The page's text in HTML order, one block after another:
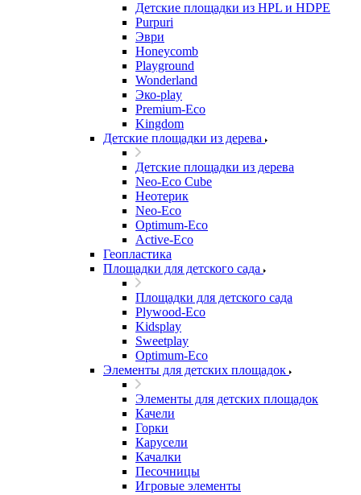
Детские площадки из HPL и HDPE
Purpuri
Эври
Honeycomb
Playground
Wonderland
Эко-play
Premium-Eco
Kingdom
Детские площадки из дерева
Детские площадки из дерева
Neo-Eco Cube
Неотерик
Neo-Eco
Оptimum-Еco
Active-Eco
Геопластика
Площадки для детского сада
Площадки для детского сада
Plywood-Eco
Kidsplay
Sweetplay
Оptimum-Еco
Элементы для детских площадок
Элементы для детских площадок
Качели
Горки
Карусели
Качалки
Песочницы
Игровые элементы